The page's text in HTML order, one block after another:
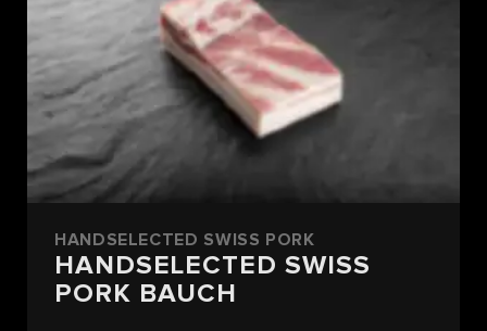
HANDSELECTED SWISS PORK
HANDSELECTED SWISS
PORK BAUCH